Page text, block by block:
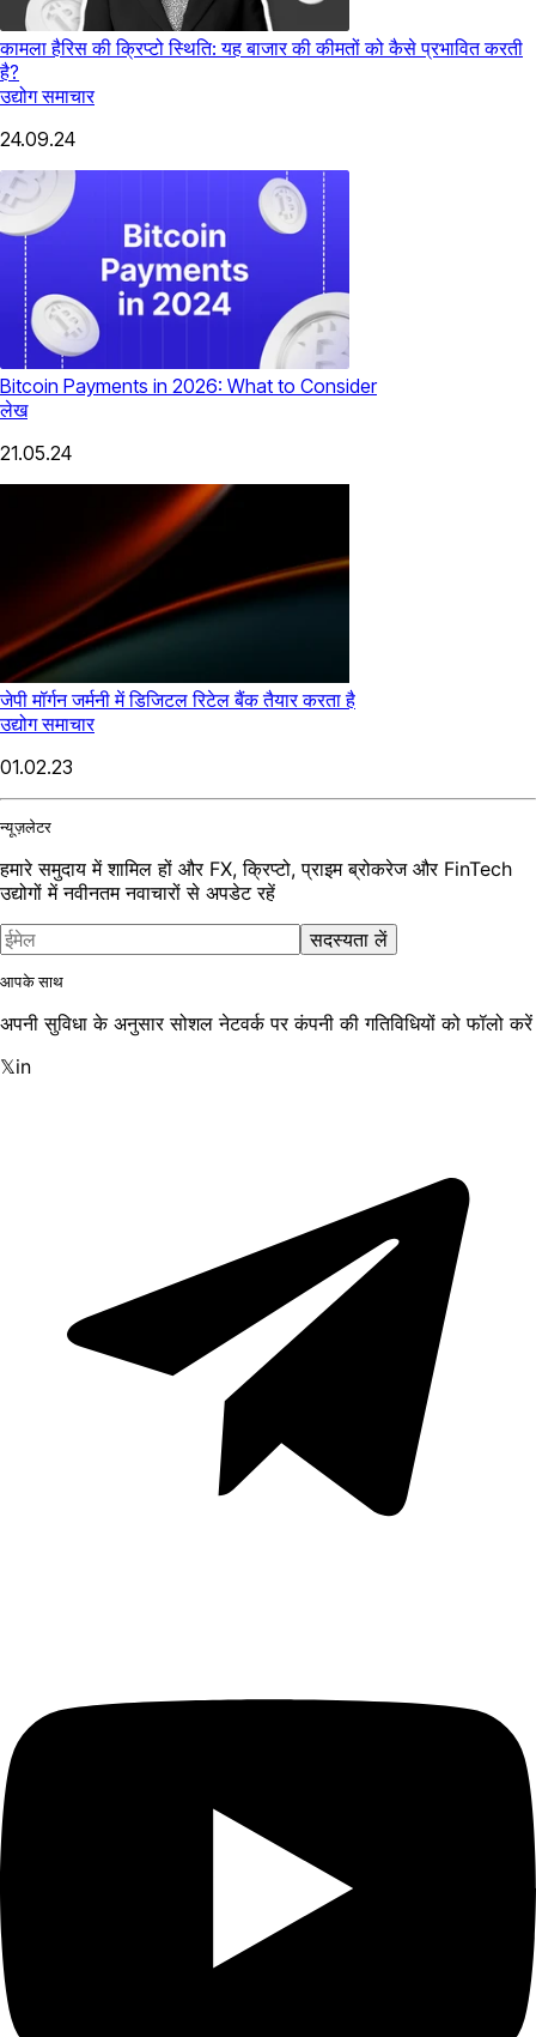
कामला हैरिस की क्रिप्टो स्थिति: यह बाजार की कीमतों को कैसे प्रभावित करती
है?
उद्योग समाचार
24.09.24
Bitcoin Payments in 2026: What to Consider
लेख
21.05.24
जेपी मॉर्गन जर्मनी में डिजिटल रिटेल बैंक तैयार करता है
उद्योग समाचार
01.02.23
न्यूज़लेटर
हमारे समुदाय में शामिल हों और FX, क्रिप्टो, प्राइम ब्रोकरेज और FinTech
उद्योगों में नवीनतम नवाचारों से अपडेट रहें
सदस्यता लें
आपके साथ
अपनी सुविधा के अनुसार सोशल नेटवर्क पर कंपनी की गतिविधियों को फॉलो करें
𝕏in